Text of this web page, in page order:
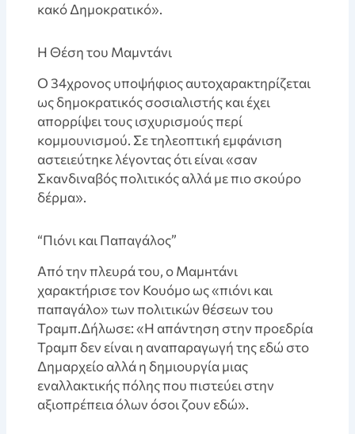
κακό Δημοκρατικό».
Η Θέση του Μαμντάνι
Ο 34χρονος υποψήφιος αυτοχαρακτηρίζεται
ως δημοκρατικός σοσιαλιστής και έχει
απορρίψει τους ισχυρισμούς περί
κομμουνισμού. Σε τηλεοπτική εμφάνιση
αστειεύτηκε λέγοντας ότι είναι «σαν
Σκανδιναβός πολιτικός αλλά με πιο σκούρο
δέρμα».
“Πιόνι και Παπαγάλος”
Aπό την πλευρά του, ο Μαμнτάνι
χαρακτήρισε τον Κουόμο ως «πιόνι και
παπαγάλο» των πολιτικών θέσεων του
Τραμπ.Δήλωσε: «Η απάντηση στην προεδρία
Τραμπ δεν είναι η αναπαραγωγή της εδώ στο
Δημαρχείο αλλά η δημιουργία μιας
εναλλακτικής πόλης που πιστεύει στην
αξιοπρέπεια όλων όσοι ζουν εδώ».